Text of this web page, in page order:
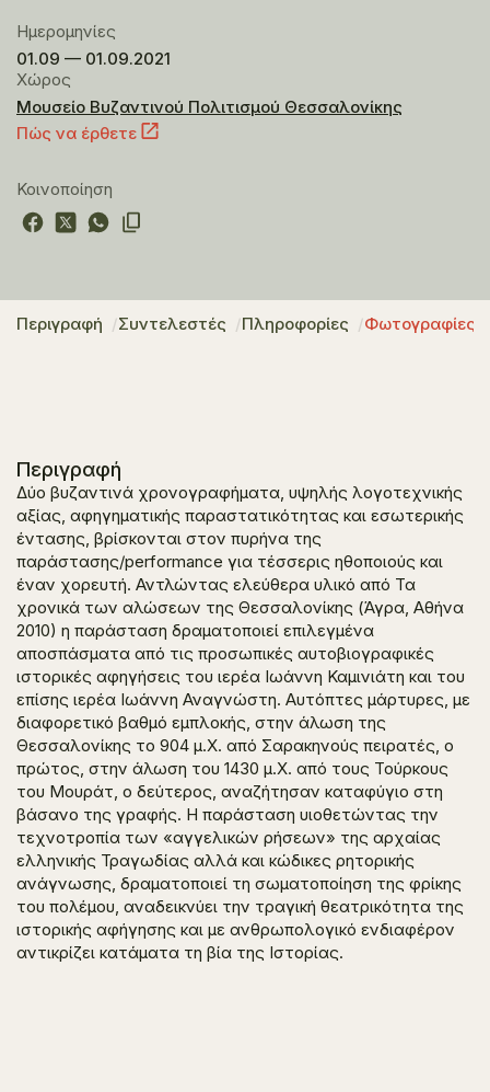
Ημερομηνίες
01.09 — 01.09.2021
Χώρος
Μουσείο Βυζαντινού Πολιτισμού Θεσσαλονίκης
Πώς να έρθετε
Κοινοποίηση
Περιγραφή Συντελεστές Πληροφορίες Φωτογραφίες
Περιγραφή
Δύο βυζαντινά χρονογραφήματα, υψηλής λογοτεχνικής
αξίας, αφηγηματικής παραστατικότητας και εσωτερικής
έντασης, βρίσκονται στον πυρήνα της
παράστασης/performance για τέσσερις ηθοποιούς και
έναν χορευτή. Αντλώντας ελεύθερα υλικό από Τα
χρονικά των αλώσεων της Θεσσαλονίκης (Άγρα, Αθήνα
2010) η παράσταση δραματοποιεί επιλεγμένα
αποσπάσματα από τις προσωπικές αυτοβιογραφικές
ιστορικές αφηγήσεις του ιερέα Ιωάννη Καμινιάτη και του
επίσης ιερέα Ιωάννη Αναγνώστη. Αυτόπτες μάρτυρες, με
διαφορετικό βαθμό εμπλοκής, στην άλωση της
Θεσσαλονίκης το 904 μ.Χ. από Σαρακηνούς πειρατές, ο
πρώτος, στην άλωση του 1430 μ.Χ. από τους Τούρκους
του Μουράτ, ο δεύτερος, αναζήτησαν καταφύγιο στη
βάσανο της γραφής. Η παράσταση υιοθετώντας την
τεχνοτροπία των «αγγελικών ρήσεων» της αρχαίας
ελληνικής Τραγωδίας αλλά και κώδικες ρητορικής
ανάγνωσης, δραματοποιεί τη σωματοποίηση της φρίκης
του πολέμου, αναδεικνύει την τραγική θεατρικότητα της
ιστορικής αφήγησης και με ανθρωπολογικό ενδιαφέρον
αντικρίζει κατάματα τη βία της Ιστορίας.